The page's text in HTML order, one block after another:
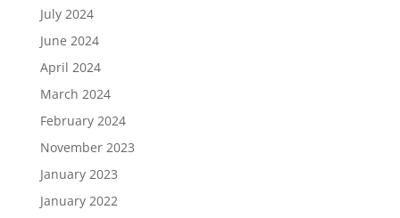
July 2024
June 2024
April 2024
March 2024
February 2024
November 2023
January 2023
January 2022